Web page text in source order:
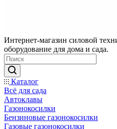
Интернет-магазин силовой
оборудование для дома и сада.
Каталог
Всё для сада
Автоклавы
Газонокосилки
Бензиновые газонокосилки
Газовые газонокосилки